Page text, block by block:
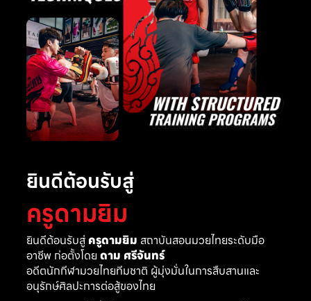
ยินดีต้อนรับสู่
ครูดามยิม
ยินดีต้อนรับสู่ ครูดามยิม สถาบันสอนมวยไทยระดับมือ
อาชีพ ก่อตั้งโดย ดาม ศรีจันทร์
อดีตนักกีฬามวยไทยทีมชาติ ผู้มุ่งมั่นในการสืบสานและ
อนุรักษ์ศิลปะการต่อสู้ของไทย